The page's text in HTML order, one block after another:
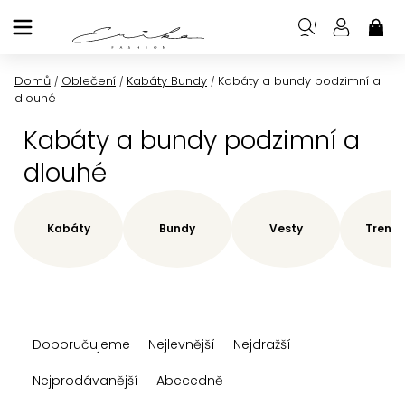
na
Domů / Oblečení / Kabáty Bundy / Kabáty a bundy podzimní a
dlouhé
Kabáty a bundy podzimní a
dlouhé
Kabáty Bundy Vesty
aDoporučujeme Nejlevnější
Nejdražší
Nejprodávanější
Abecedně